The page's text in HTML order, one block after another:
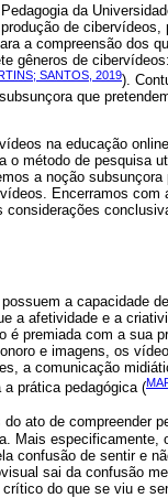
da
de cibervídeos,
a compreensão dos
gêneros de
SANTOS, 2019).
que
na educação
o método de pesquisa
a noção subsunçora
Encerramos com
a capacidade
a afetividade e a
é premiada com a sua
e imagens, os
a comunicação
prática pedagógica (
ato de compreender
Mais especificamente,
confusão de sentir e
sai da confusão
do que se viu e